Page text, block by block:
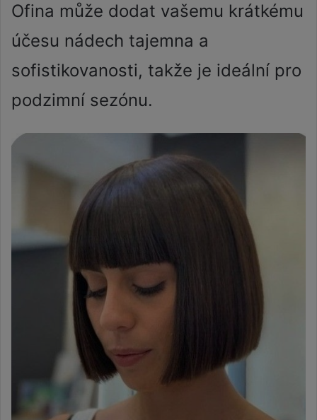
Ofina může dodat vašemu krátkému
účesu nádech tajemna a
sofistikovanosti, takže je ideální pro
podzimní sezónu.